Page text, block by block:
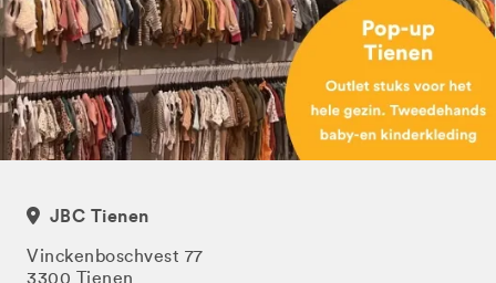
JBC Tienen
Vinckenboschvest 77
3300 Tienen